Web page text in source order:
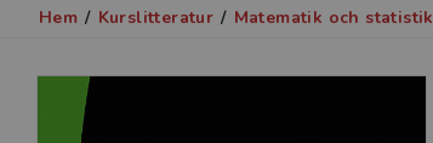
Hem / Kurslitteratur / Matematik och statistik